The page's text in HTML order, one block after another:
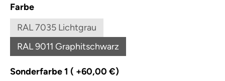
Farbeauswählen
RAL 7035 Lichtgrau
(Diese Option ist zurzeit nicht verfügbar.)
RAL 9011 Graphitschwarz
(Diese Option ist zurzeit nicht verfügbar.)
Sonderfarbe 1 ( +60,00 €)